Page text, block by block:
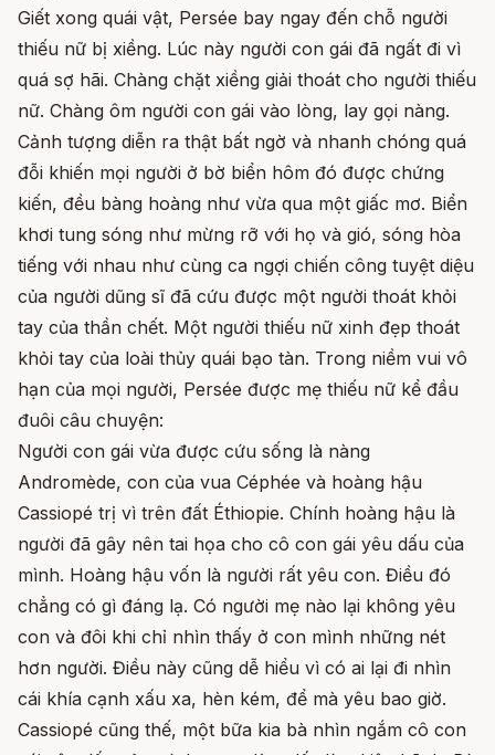
Giết xong quái vật, Persée bay ngay đến chỗ người
thiếu nữ bị xiềng. Lúc này người con gái đã ngất đi vì
quá sợ hãi. Chàng chặt xiềng giải thoát cho người thiếu
nữ. Chàng ôm người con gái vào lòng, lay gọi nàng.
Cảnh tượng diễn ra thật bất ngờ và nhanh chóng quá
đỗi khiến mọi người ở bờ biển hôm đó được chứng
kiến, đều bàng hoàng như vừa qua một giấc mơ. Biển
khơi tung sóng như mừng rỡ với họ và gió, sóng hòa
tiếng với nhau như cùng ca ngợi chiến công tuyệt diệu
của người dũng sĩ đã cứu được một người thoát khỏi
tay của thần chết. Một người thiếu nữ xinh đẹp thoát
khỏi tay của loài thủy quái bạo tàn. Trong niềm vui vô
hạn của mọi người, Persée được mẹ thiếu nữ kể đầu
đuôi câu chuyện:
Người con gái vừa được cứu sống là nàng
Andromède, con của vua Céphée và hoàng hậu
Cassiopé trị vì trên đất Éthiopie. Chính hoàng hậu là
người đã gây nên tai họa cho cô con gái yêu dấu của
mình. Hoàng hậu vốn là người rất yêu con. Điều đó
chẳng có gì đáng lạ. Có người mẹ nào lại không yêu
con và đôi khi chỉ nhìn thấy ở con mình những nét
hơn người. Điều này cũng dễ hiểu vì có ai lại đi nhìn
cái khía cạnh xấu xa, hèn kém, để mà yêu bao giờ.
Cassiopé cũng thế, một bữa kia bà nhìn ngắm cô con